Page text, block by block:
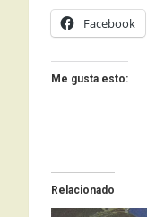
Facebook
Me gusta esto:
Relacionado